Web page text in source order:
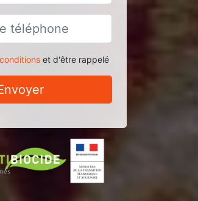
conditionset d'être rappelé